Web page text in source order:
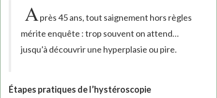
Après 45 ans, tout saignement hors règles
mérite enquête : trop souvent on attend…
jusqu’à découvrir une hyperplasie ou pire.
Étapes pratiques de l’hystéroscopie